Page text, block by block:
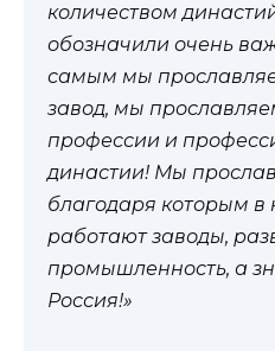
количеством
обозначили очень
самым мы
завод, мы
профессии и
династии! Мы
благодаря которым
работают заводы,
промышленность, а
Россия!»